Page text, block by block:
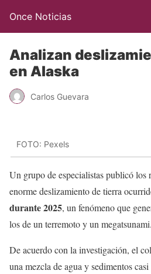
Once Noticias
Analizan
en Alaska
Carlos Guevara
FOTO: Pexels
Un grupo de especialistas publicó los
enorme deslizamiento de tierra
durante 2025, un fenómeno que
los de un terremoto y un megatsunami.
De acuerdo con la investigación, el
una mezcla de agua y sedimentos